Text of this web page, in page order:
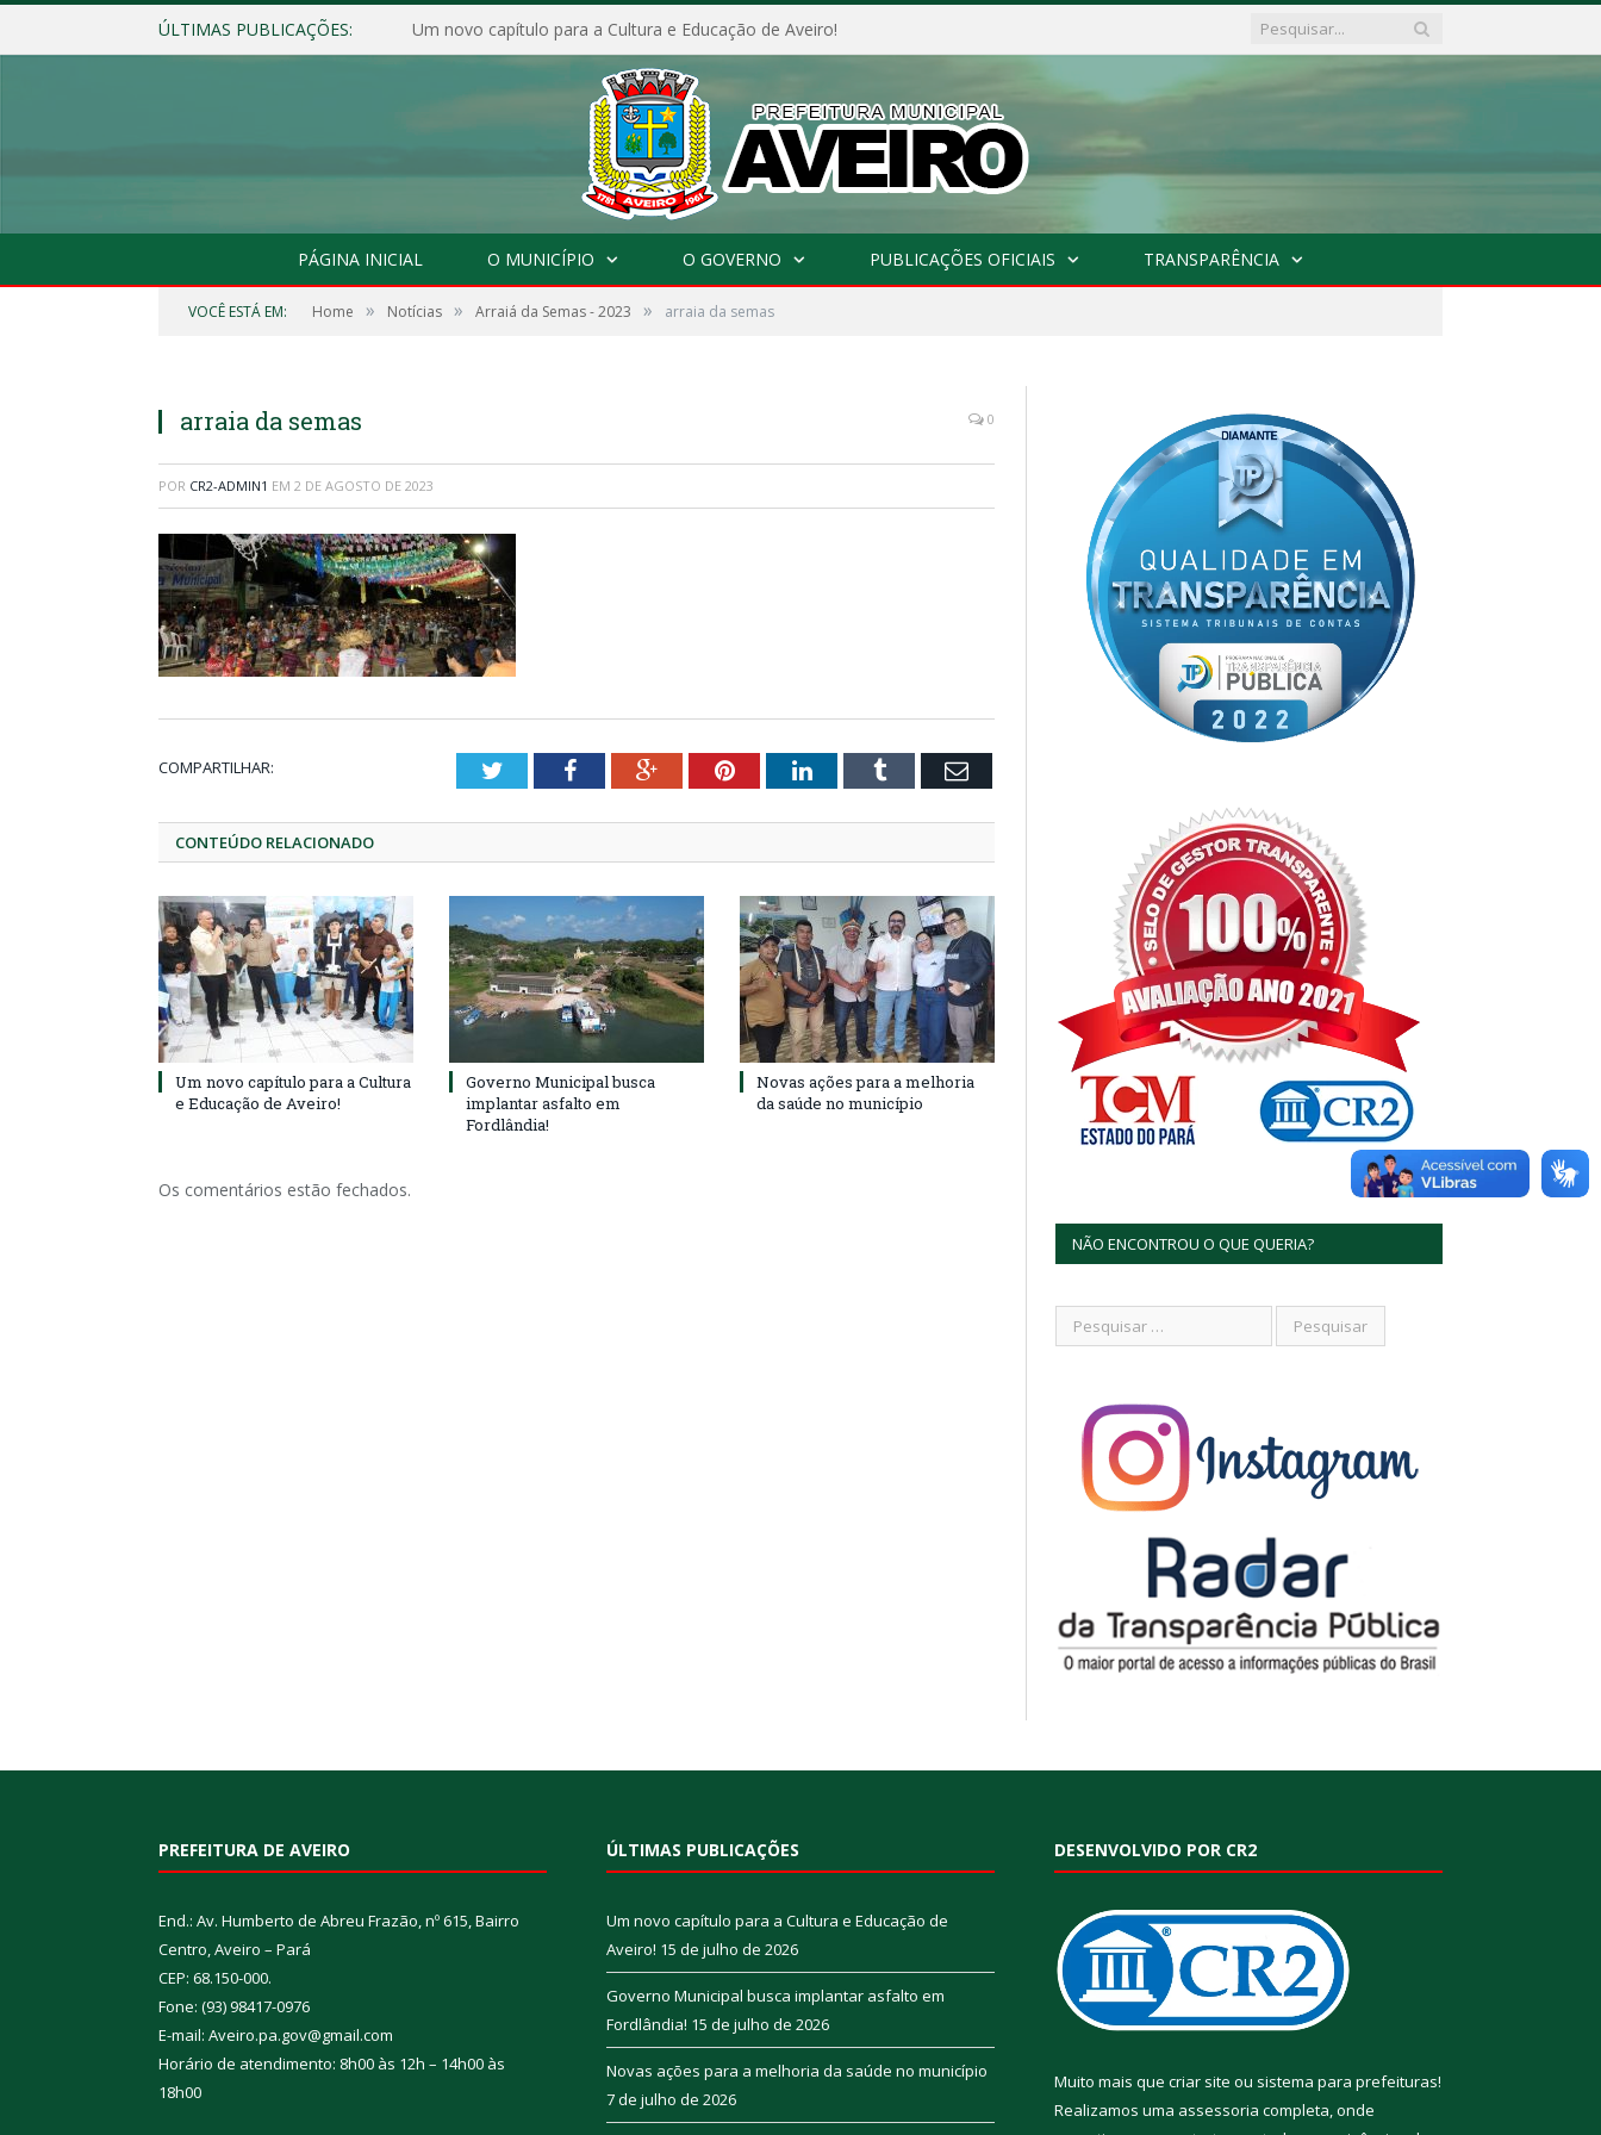
ÚLTIMAS PUBLICAÇÕES: Um novo capítulo para a Cultura e Educação de Aveiro!
PÁGINA INICIAL O MUNICÍPIO O GOVERNO PUBLICAÇÕES OFICIAIS TRANSPARÊNCIA
VOCÊ ESTÁ EM: Home » Notícias » Arraiá da Semas - 2023 » arraia da semas
arraia da semas 0
POR CR2-ADMIN1 EM 2 DE AGOSTO DE 2023
COMPARTILHAR: TwitterFacebookGoogle+PinterestLinkedInTumblr Email
CONTEÚDO RELACIONADO
Um novo capítulo para a Cultura
e Educação de Aveiro!
Governo Municipal busca
implantar asfalto em
Fordlândia!
Novas ações para a melhoria
da saúde no município
Os comentários estão fechados.
NÃO ENCONTROU O QUE QUERIA?
PREFEITURA DE AVEIRO
End.: Av. Humberto de Abreu Frazão, nº 615, Bairro
Centro, Aveiro – Pará
CEP: 68.150-000.
Fone: (93) 98417-0976
E-mail: Aveiro.pa.gov@gmail.com
Horário de atendimento: 8h00 às 12h – 14h00 às
18h00
ÚLTIMAS PUBLICAÇÕES
Um novo capítulo para a Cultura e Educação de
Aveiro! 15 de julho de 2026
Governo Municipal busca implantar asfalto em
Fordlândia! 15 de julho de 2026
Novas ações para a melhoria da saúde no município
7 de julho de 2026
DESENVOLVIDO POR CR2
Muito mais que criar site ou sistema para prefeituras!
Realizamos uma assessoria completa, onde